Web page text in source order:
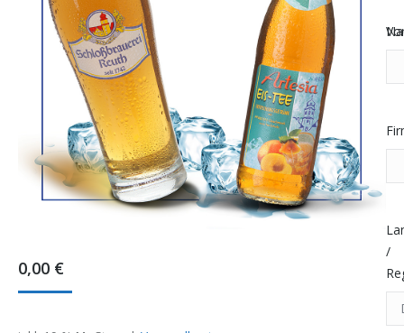
0,00 €
/